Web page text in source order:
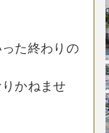
た終わりの
かねませ